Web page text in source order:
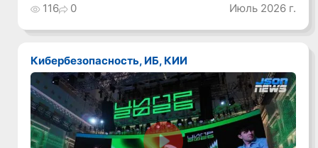
116 0 Июль 2026 г.
Кибербезопасность, ИБ, КИИ